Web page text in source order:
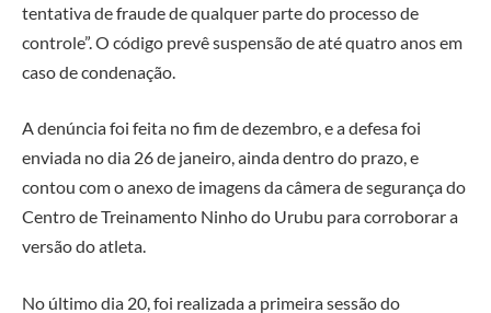
tentativa de fraude de qualquer parte do processo de
controle”. O código prevê suspensão de até quatro anos em
caso de condenação.
A denúncia foi feita no fim de dezembro, e a defesa foi
enviada no dia 26 de janeiro, ainda dentro do prazo, e
contou com o anexo de imagens da câmera de segurança do
Centro de Treinamento Ninho do Urubu para corroborar a
versão do atleta.
No último dia 20, foi realizada a primeira sessão do